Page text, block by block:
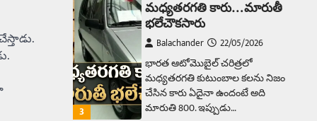
3
మధ్యతరగతి కారు…మారుతీ
భలేచౌకసారు
Balachander
22/05/2026
భారత ఆటోమొబైల్ చరిత్రలో
మధ్యతరగతి కుటుంబాల కలను నిజం
చేసిన కారు ఏదైనా ఉందంటే అది
మారుతి 800. ఇప్పుడు…